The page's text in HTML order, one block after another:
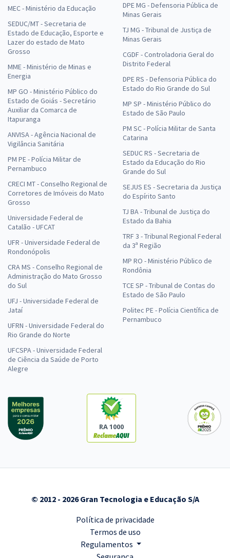
MEC - Ministério da Educação
SEDUC/MT - Secretaria de
Estado de Educação, Esporte e
Lazer do estado de Mato
Grosso
MME - Ministério de Minas e
Energia
MP GO - Ministério Público do
Estado de Goiás - Secretário
Auxiliar da Comarca de
Itapuranga
ANVISA - Agência Nacional de
Vigilância Sanitária
PM PE - Polícia Militar de
Pernambuco
CRECI MT - Conselho Regional de
Corretores de Imóveis do Mato
Grosso
Universidade Federal de
Catalão - UFCAT
UFR - Universidade Federal de
Rondonópolis
CRA MS - Conselho Regional de
Administração do Mato Grosso
do Sul
UFJ - Universidade Federal de
Jataí
UFRN - Universidade Federal do
Rio Grande do Norte
UFCSPA - Universidade Federal
de Ciência da Saúde de Porto
Alegre
DPE MG - Defensoria Pública de
Minas Gerais
TJ MG - Tribunal de Justiça de
Minas Gerais
CGDF - Controladoria Geral do
Distrito Federal
DPE RS - Defensoria Pública do
Estado do Rio Grande do Sul
MP SP - Ministério Público do
Estado de São Paulo
PM SC - Polícia Militar de Santa
Catarina
SEDUC RS - Secretaria de
Estado da Educação do Rio
Grande do Sul
SEJUS ES - Secretaria da Justiça
do Espírito Santo
TJ BA - Tribunal de Justiça do
Estado da Bahia
TRF 3 - Tribunal Regional Federal
da 3ª Região
MP RO - Ministério Público de
Rondônia
TCE SP - Tribunal de Contas do
Estado de São Paulo
Politec PE - Polícia Científica de
Pernambuco
RA 1000
© 2012 - 2026 Gran Tecnologia e Educação S/A
Política de privacidade
Termos de uso
Regulamentos